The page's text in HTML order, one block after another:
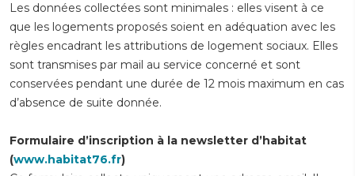
Les données collectées sont minimales : elles visent à ce
que les logements proposés soient en adéquation avec les
règles encadrant les attributions de logement sociaux. Elles
sont transmises par mail au service concerné et sont
conservées pendant une durée de 12 mois maximum en cas
d’absence de suite donnée.
Formulaire d’inscription à la newsletter d’habitat
(www.habitat76.fr)